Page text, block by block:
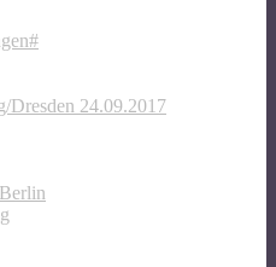
Dresden 24.09.2017